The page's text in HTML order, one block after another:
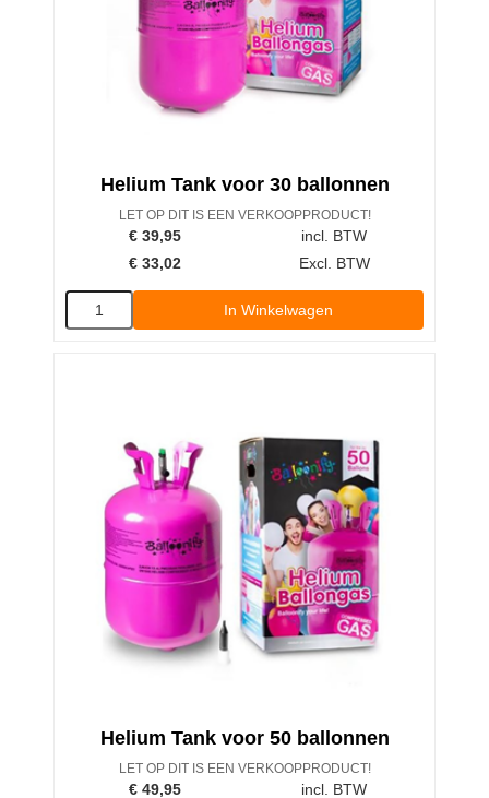
Helium Tank voor 30 ballonnen
LET OP DIT IS EEN VERKOOPPRODUCT!
€ 39,95
incl. BTW
€ 33,02 Excl. BTW
In Winkelwagen
Helium Tank voor 50 ballonnen
LET OP DIT IS EEN VERKOOPPRODUCT!
€ 49,95
incl. BTW